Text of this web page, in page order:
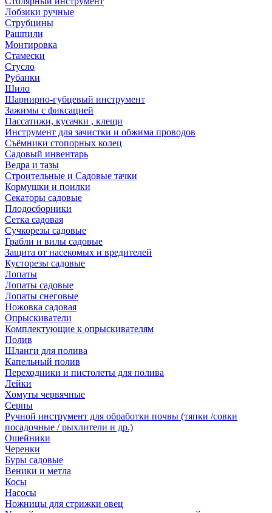
Лобзики ручные
Струбцины
Рашпили
Монтировка
Стамески
Стусло
Рубанки
Шило
Шарнирно-губцевый инструмент
Зажимы с фиксацией
Пассатижи, кусачки , клещи
Инструмент для зачистки и обжима проводов
Съёмники стопорных колец
Садовый инвентарь
Ведра и тазы
Строительные и Садовые тачки
Кормушки и поилки
Секаторы садовые
Плодосборники
Сетка садовая
Сучкорезы садовые
Грабли и вилы садовые
Защита от насекомых и вредителей
Кусторезы садовые
Лопаты
Лопаты садовые
Лопаты снеговые
Ножовка садовая
Опрыскиватели
Комплектующие к опрыскивателям
Полив
Шланги для полива
Капельный полив
Переходники и пистолеты для полива
Лейки
Хомуты червячные
Серпы
Ручной инструмент для обработки почвы (тяпки /совки
посадочные / рыхлители и др.)
Ошейники
Черенки
Буры садовые
Веники и метла
Косы
Насосы
Ножницы для стрижки овец